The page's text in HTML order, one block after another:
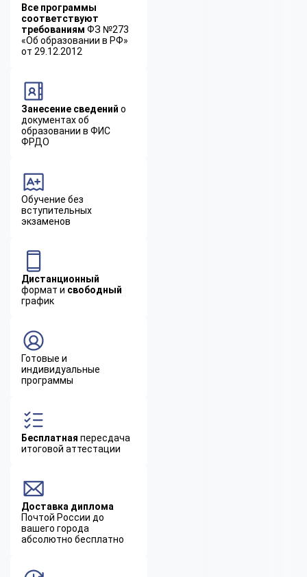
Все программы
соответствуют
требованиям ФЗ №273
«Об образовании в РФ»
от 29.12.2012
Занесение сведений о
документах об
образовании в ФИС
ФРДО
Обучение без
вступительных
экзаменов
Дистанционный
формат и свободный
график
Готовые и
индивидуальные
программы
Бесплатная пересдача
итоговой аттестации
Доставка диплома
Почтой России до
вашего города
абсолютно бесплатно